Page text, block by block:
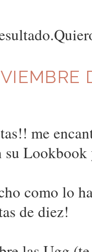
me
su
como lo
de diez!